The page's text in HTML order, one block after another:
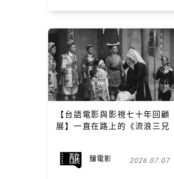
【台語電影與影視七十年回顧
展】一直在路上的《流浪三兄
釀電影 2026.07.07